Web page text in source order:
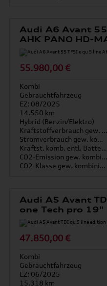
Audi A6 Avant
AHK PANO HD-
55.980,00 €
Kombi
Gebrauchtfahrzeug
EZ: 08/2025
14.550 km
Hybrid (Benzin/Elektro)
Kraftstoffverbrauch gew. kombiniert
Stromverbrauch gew. kombiniert
Kraftst. komb. entl. Batterie
CO2-Emission gew. kombiniert
CO2-Klasse gew. kombiniert
Audi A5 Avant
one Tech pro 19"
47.850,00 €
Kombi
Gebrauchtfahrzeug
EZ: 06/2025
15.318 km